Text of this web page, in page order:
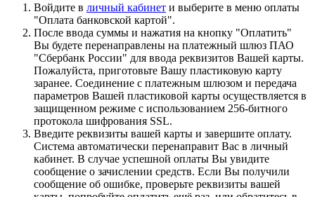
Войдите в личный кабинет и выберите в меню оплаты
"Оплата банковской картой".
После ввода суммы и нажатия на кнопку "Оплатить"
Вы будете перенаправлены на платежный шлюз ПАО
"Сбербанк России" для ввода реквизитов Вашей карты.
Пожалуйста, приготовьте Вашу пластиковую карту
заранее. Соединение с платежным шлюзом и передача
параметров Вашей пластиковой карты осуществляется в
защищенном режиме с использованием 256-битного
протокола шифрования SSL.
Введите реквизиты вашей карты и завершите оплату.
Система автоматически перенаправит Вас в личный
кабинет. В случае успешной оплаты Вы увидите
сообщение о зачислении средств. Если Вы получили
сообщение об ошибке, проверьте реквизиты вашей